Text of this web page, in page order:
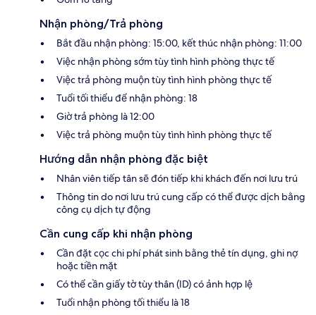
Nhận phòng/Trả phòng
Bắt đầu nhận phòng: 15:00, kết thúc nhận phòng: 11:00
Việc nhận phòng sớm tùy tình hình phòng thực tế
Việc trả phòng muộn tùy tình hình phòng thực tế
Tuổi tối thiểu để nhận phòng: 18
Giờ trả phòng là 12:00
Việc trả phòng muộn tùy tình hình phòng thực tế
Hướng dẫn nhận phòng đặc biệt
Nhân viên tiếp tân sẽ đón tiếp khi khách đến nơi lưu trú
Thông tin do nơi lưu trú cung cấp có thể được dịch bằng
công cụ dịch tự động
Cần cung cấp khi nhận phòng
Cần đặt cọc chi phí phát sinh bằng thẻ tín dụng, ghi nợ
hoặc tiền mặt
Có thể cần giấy tờ tùy thân (ID) có ảnh hợp lệ
Tuổi nhận phòng tối thiểu là 18